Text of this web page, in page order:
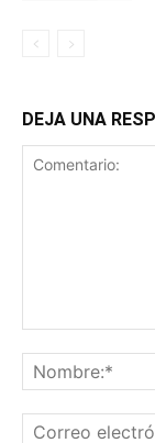
DEJA UNA